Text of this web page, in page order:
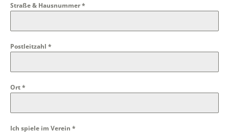
Straße & Hausnummer*
Postleitzahl *
Ort*
Ich spiele im Verein *